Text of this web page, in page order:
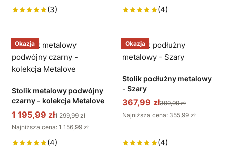
(3) (4)
Okazja
Stolik metalowy podwójny
czarny - kolekcja Metalove
1 195,99 zł1 299,99 zł
Najniższa cena: 1 156,99 zł
(4)
Okazja
Stolik podłużny metalowy
- Szary
367,99 zł399,99 zł
Najniższa cena: 355,99 zł
(4)